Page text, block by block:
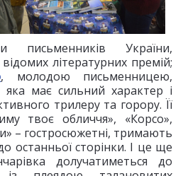
письменників України,
літературних премій;
, молодою письменницею,
має сильний характер і
трилеру та горору. Її
твоє обличчя», «Корсо»,
– гостросюжетні, тримають
останньої сторінки. І це ще
долучатиметься до